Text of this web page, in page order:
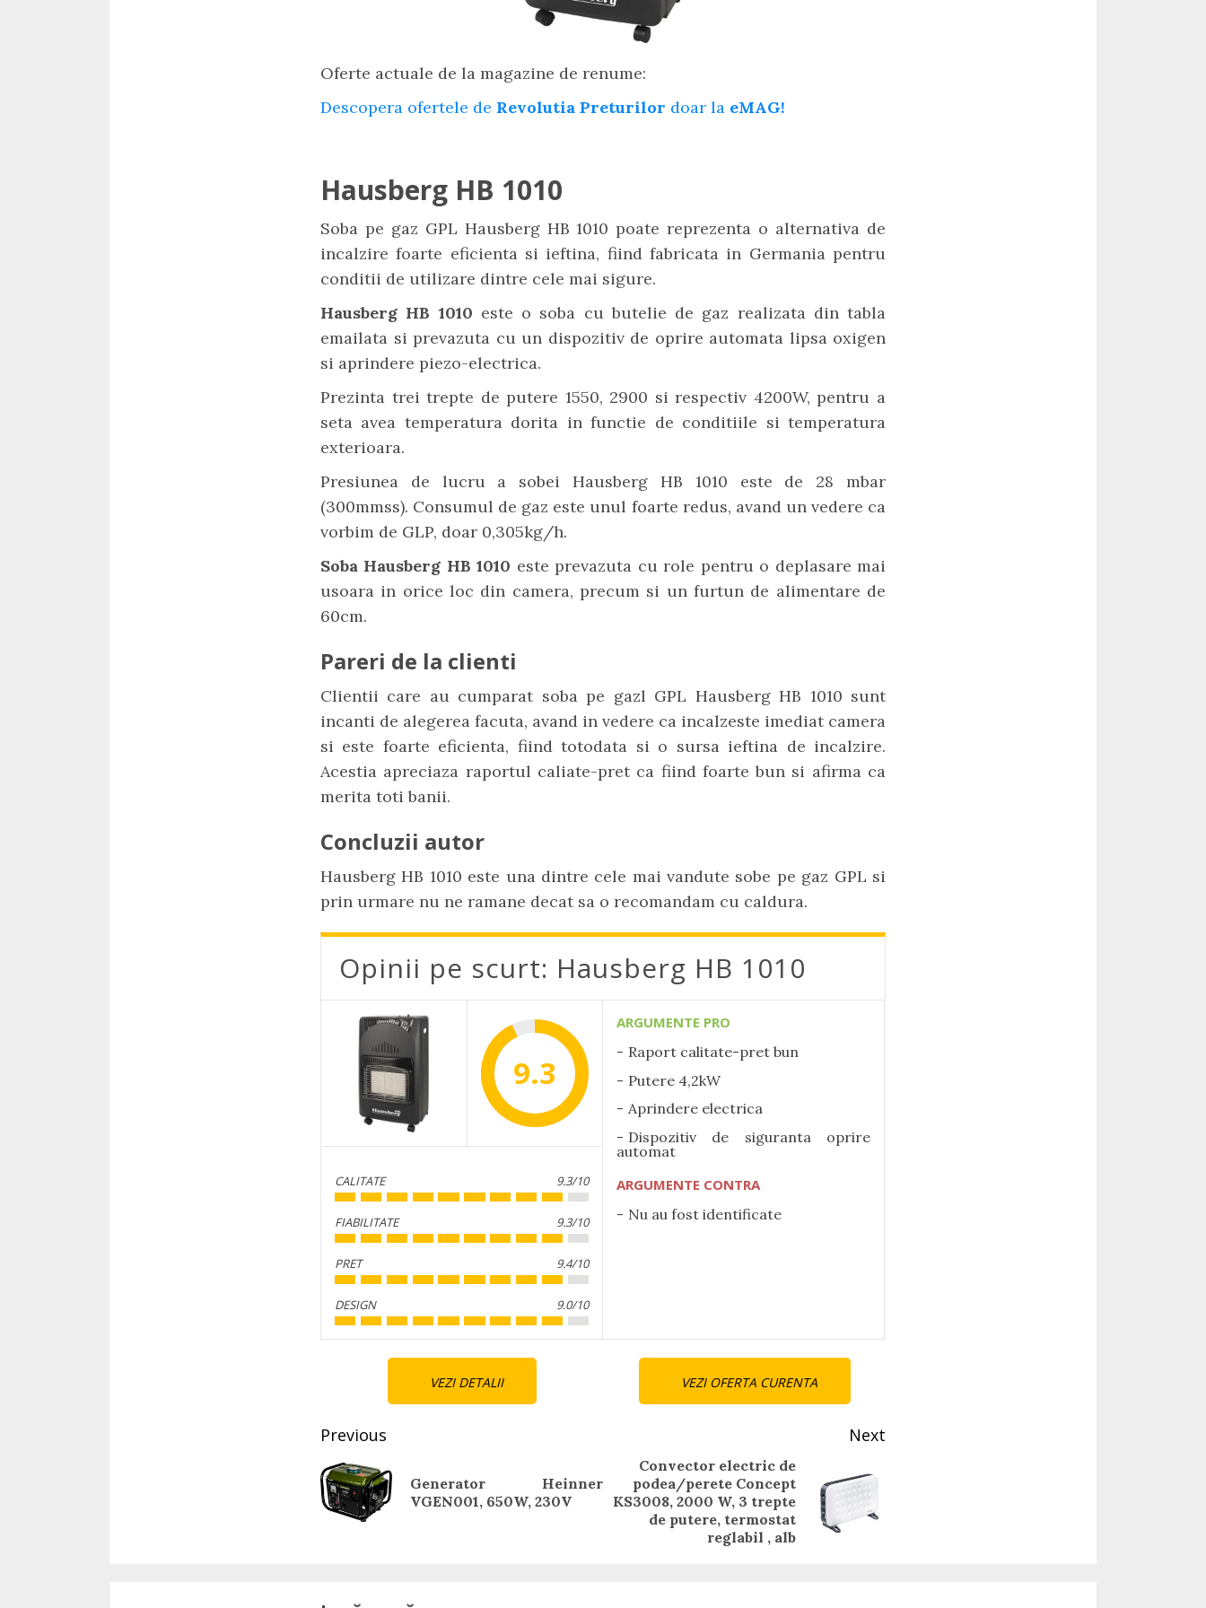
Oferte actuale de la magazine de renume:
Descopera ofertele de Revolutia Preturilor doar la eMAG!
Hausberg HB 1010
Soba pe gaz GPL Hausberg HB 1010 poate reprezenta o alternativa de
incalzire foarte eficienta si ieftina, fiind fabricata in Germania pentru
conditii de utilizare dintre cele mai sigure.
Hausberg HB 1010 este o soba cu butelie de gaz realizata din tabla
emailata si prevazuta cu un dispozitiv de oprire automata lipsa oxigen
si aprindere piezo-electrica.
Prezinta trei trepte de putere 1550, 2900 si respectiv 4200W, pentru a
seta avea temperatura dorita in functie de conditiile si temperatura
exterioara.
Presiunea de lucru a sobei Hausberg HB 1010 este de 28 mbar
(300mmss). Consumul de gaz este unul foarte redus, avand un vedere ca
vorbim de GLP, doar 0,305kg/h.
Soba Hausberg HB 1010 este prevazuta cu role pentru o deplasare mai
usoara in orice loc din camera, precum si un furtun de alimentare de
60cm.
Pareri de la clienti
Clientii care au cumparat soba pe gazl GPL Hausberg HB 1010 sunt
incanti de alegerea facuta, avand in vedere ca incalzeste imediat camera
si este foarte eficienta, fiind totodata si o sursa ieftina de incalzire.
Acestia apreciaza raportul caliate-pret ca fiind foarte bun si afirma ca
merita toti banii.
Concluzii autor
Hausberg HB 1010 este una dintre cele mai vandute sobe pe gaz GPL si
prin urmare nu ne ramane decat sa o recomandam cu caldura.
Opinii pe scurt: Hausberg HB 1010
9.3
CALITATE 9.3/10
FIABILITATE 9.3/10
PRET 9.4/10
DESIGN 9.0/10
ARGUMENTE PRO
Raport calitate-pret bun
Putere 4,2kW
Aprindere electrica
Dispozitiv de siguranta oprire
automat
ARGUMENTE CONTRA
Nu au fost identificate
VEZI DETALII VEZI OFERTA CURENTA
Continue
Reading
Previous
Previous
post:
Generator Heinner
VGEN001, 650W, 230V
Next
Next
Convector electric de
podea/perete Concept
KS3008, 2000 W, 3 trepte
de putere, termostat
reglabil , alb